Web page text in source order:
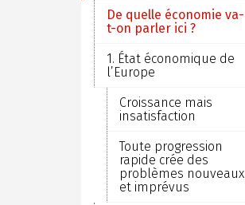
De quelle économie va-
t-on parler ici ?
1. État économique de
l’Europe
Croissance mais
insatisfaction
Toute progression
rapide crée des
problèmes nouveaux
et imprévus